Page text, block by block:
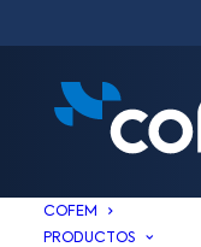
COFEM
PRODUCTOS